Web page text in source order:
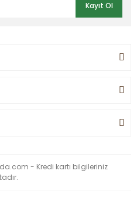
Kayıt Ol
- Kredi kartı bilgileriniz